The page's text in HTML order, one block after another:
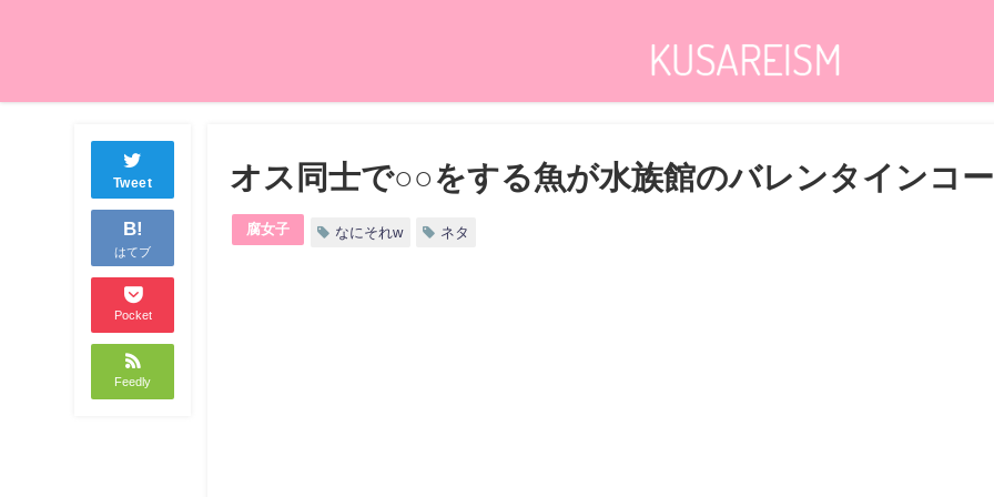
Tweet
B!
はてブ
Pocket
Feedly
オス同士で○○をする魚が水族館のバレンタインコ
腐女子 なにそれw ネタ